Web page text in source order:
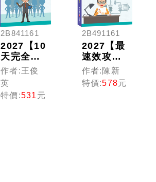
2B841161
2027【10
天完全攻
略政府採
購法】政
府採購法
10日速成
作者:王俊
英
特價:531 元
2B491161
2027【最
速效攻
略】基本
電學致勝
攻略〔六
作者:陳新
特價:578元